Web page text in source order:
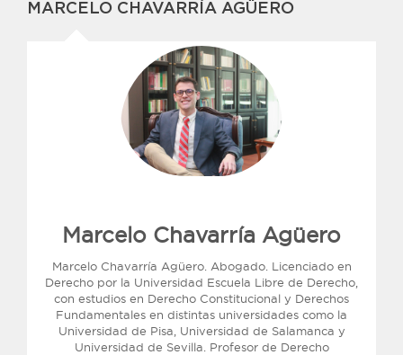
MARCELO CHAVARRÍA AGÜERO
Marcelo Chavarría Agüero
Marcelo Chavarría Agüero. Abogado. Licenciado en
Derecho por la Universidad Escuela Libre de Derecho,
con estudios en Derecho Constitucional y Derechos
Fundamentales en distintas universidades como la
Universidad de Pisa, Universidad de Salamanca y
Universidad de Sevilla. Profesor de Derecho